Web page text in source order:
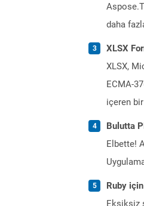
daha
XLSX
XLSX,
ECMA-
içeren
Bulutta
Elbette!
Ruby
Eksiksiz